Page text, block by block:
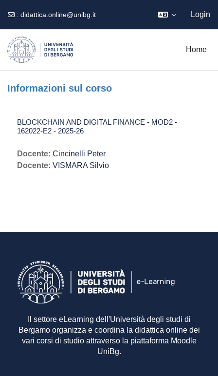
: didattica.online@unibg.it Login
Home
Informazioni sul corso
BLOCKCHAIN AND DIGITAL FINANCE - MOD2 -
162022-E2 - 2025-26
Docente: Cincinelli Peter
Docente: VISMARA Silvio
Il settore eLearning dell'Università degli studi di
Bergamo organizza e coordina la didattica online dei
vari corsi di studio attraverso la piattaforma Moodle
UniBg.